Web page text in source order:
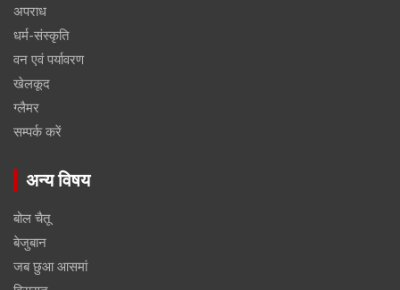
अपराध
धर्म-संस्कृति
वन एवं पर्यावरण
खेलकूद
ग्लैमर
सम्पर्क करें
अन्य विषय
बोल चैतू
बेजुबान
जब छुआ आसमां